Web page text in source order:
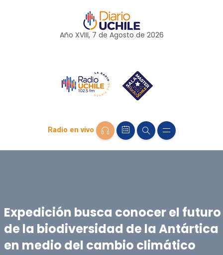
Año XVIII, 7 de Agosto de 2026
Radio en vivo
Expedición busca conocer el futuro
de la biodiversidad de la Antártica
en medio del cambio climático